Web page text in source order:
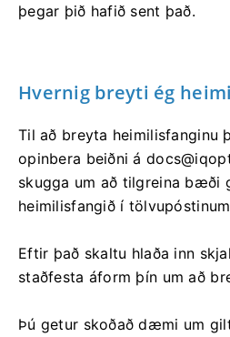
þegar þið hafið sent það.
Hvernig breyti ég
Til að breyta heimilisfanginu
opinbera beiðni á
skugga um að tilgreina bæði
heimilisfangið í
Eftir það skaltu hlaða inn
staðfesta áform þín um að
Þú getur skoðað dæmi um